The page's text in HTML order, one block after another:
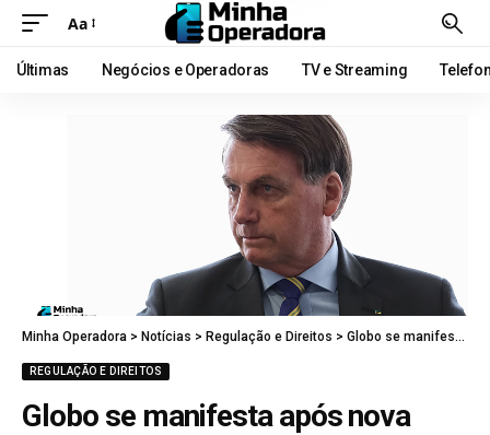
Aa
Últimas Negócios e Operadoras TV e Streaming
Minha Operadora > Notícias > Regulação e Direitos > Globo se manifesta após nova queda de braço com Bolsonaro
REGULAÇÃO E DIREITOS
Globo se manifesta após nova